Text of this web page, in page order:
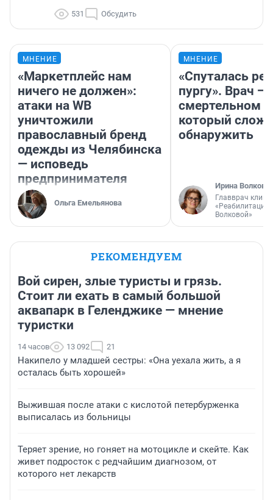
531 Обсудить
МНЕНИЕ
«Маркетплейс нам
ничего не должен»:
атаки на WB
уничтожили
православный бренд
одежды из Челябинска
— исповедь
предпринимателя
Ольга Емельянова
МНЕНИЕ
«Спуталась
пургу». Врач —
смертельном
который
обнаружить
Ирина Волкова
Главврач
«Реабилитация
Волковой»
РЕКОМЕНДУЕМ
Вой сирен, злые туристы и грязь.
Стоит ли ехать в самый большой
аквапарк в Геленджике — мнение
туристки
14 часов 13 092 21
Накипело у младшей сестры: «Она уехала жить, а я
осталась быть хорошей»
Выжившая после атаки с кислотой петербурженка
выписалась из больницы
Теряет зрение, но гоняет на мотоцикле и скейте. Как
живет подросток с редчайшим диагнозом, от
которого нет лекарств